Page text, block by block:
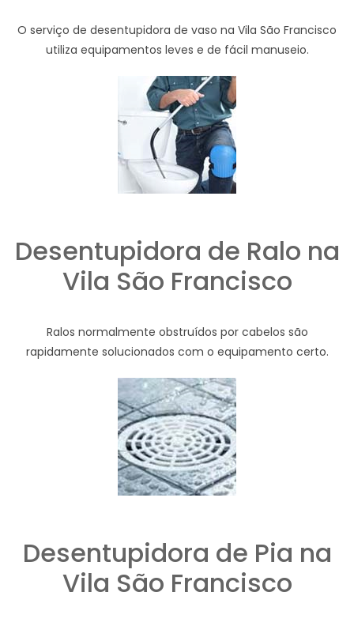
O serviço de desentupidora de vaso na Vila São Francisco
utiliza equipamentos leves e de fácil manuseio.
Desentupidora de Ralo na
Vila São Francisco
Ralos normalmente obstruídos por cabelos são
rapidamente solucionados com o equipamento certo.
Desentupidora de Pia na
Vila São Francisco